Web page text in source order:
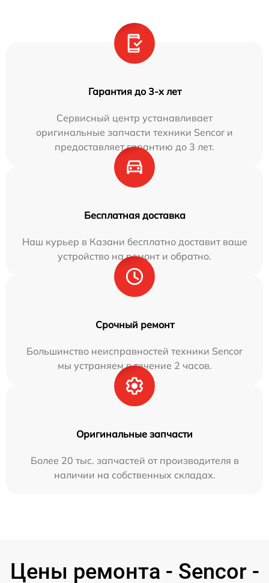
Гарантия до 3-х лет
Сервисный центр устанавливает
оригинальные запчасти техники Sencor и
предоставляет гарантию до 3 лет.
Бесплатная доставка
Наш курьер в Казани бесплатно доставит ваше
устройство на ремонт и обратно.
Срочный ремонт
Большинство неисправностей техники Sencor
мы устраняем в течение 2 часов.
Оригинальные запчасти
Более 20 тыс. запчастей от производителя в
наличии на собственных складах.
Цены ремонта - Sencor -